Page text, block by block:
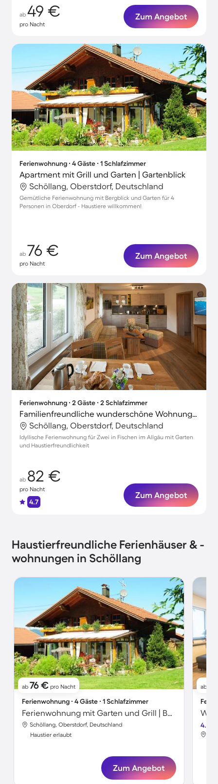
ab 49 €
pro Nacht
Zum Angebot
Ferienwohnung ∙ 4 Gäste ∙ 1 Schlafzimmer
Apartment mit Grill und Garten | Gartenblick
Schöllang, Oberstdorf, Deutschland
Gemütliche Ferienwohnung mit Bergblick und Garten für 4
Personen in Oberdorf - Haustiere willkommen!
ab 76 €
pro Nacht
Zum Angebot
Ferienwohnung ∙ 2 Gäste ∙ 2 Schlafzimmer
Familienfreundliche wunderschöne Wohnung mit Garten und Terrasse | Hunde erlaubt
Schöllang, Oberstdorf, Deutschland
Idyllische Ferienwohnung für Zwei in Fischen im Allgäu mit Garten
und Haustierfreundlichkeit
ab 82 €
pro Nacht
4.7
Zum Angebot
Haustierfreundliche Ferienhäuser & -
wohnungen in Schöllang
ab 76 € pro Nacht
Ferienwohnung ∙ 4 Gäste ∙ 1 Schlafzimmer
Ferienwohnung mit Garten und Grill | Bergblick
Schöllang, Oberstdorf, Deutschland
Haustier erlaubt
Zum Angebot
ab
4.8